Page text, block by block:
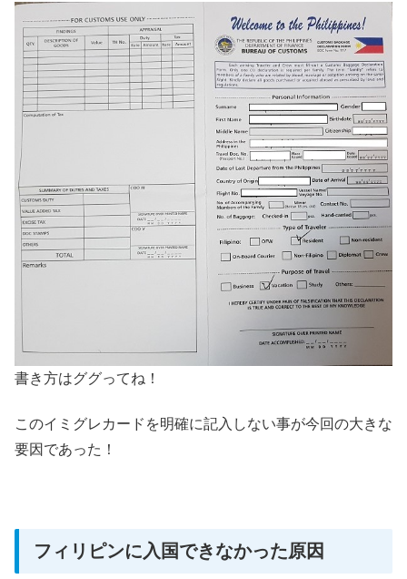
書き方はググってね！
このイミグレカードを明確に記入しない事が今回の大きな
要因であった！
フィリピンに入国できなかった原因